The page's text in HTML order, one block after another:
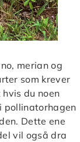
merian og
som krever
du noen
pollinatorhagen
Dette ene
vil også dra